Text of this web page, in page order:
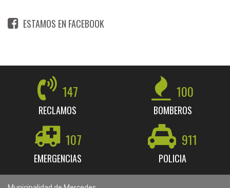
ESTAMOS EN FACEBOOK
147
RECLAMOS
100
BOMBEROS
107
EMERGENCIAS
911
POLICIA